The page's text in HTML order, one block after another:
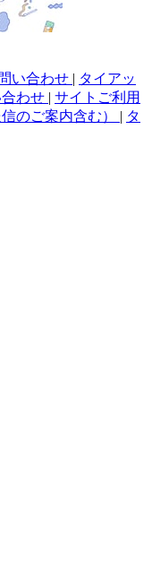
い合わせ
タイアッ
わせ
サイトご利用
のご案内含む）
タ